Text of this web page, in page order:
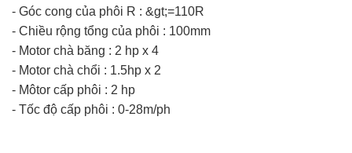
- Góc cong của phôi R : &gt;=110R
- Chiều rộng tổng của phôi : 100mm
- Motor chà băng : 2 hp x 4
- Motor chà chổi : 1.5hp x 2
- Môtor cấp phôi : 2 hp
- Tốc độ cấp phôi : 0-28m/ph